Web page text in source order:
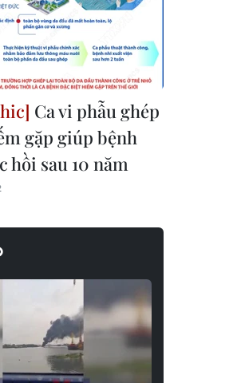
Ca vi phẫu ghép
gặp giúp bệnh
hồi sau 10 năm